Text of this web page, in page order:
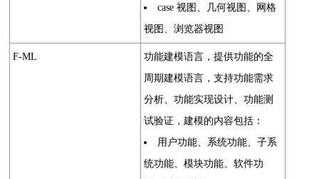
case 视图、几何视图、网格
视图、浏览器视图
F-ML
功能建模语言，提供功能的全
周期建模语言，支持功能需求
分析、功能实现设计、功能测
试验证，建模的内容包括：
用户功能、系统功能、子系
统功能、模块功能、软件功